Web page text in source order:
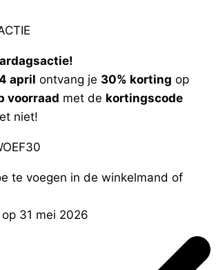
april ontvang je 30% korting op
voorraad met de kortingscode
niet!
te voegen in de winkelmand of
31 mei 2026